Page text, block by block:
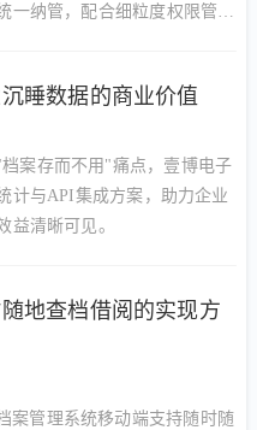
一纳管，配合细粒度权限管
睡数据的商业价值
案存而不用"痛点，壹博电子
计与API集成方案，助力企业
益清晰可见。
地查档借阅的实现方
案管理系统移动端支持随时随